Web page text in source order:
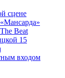
сцене
Beat
15
входом